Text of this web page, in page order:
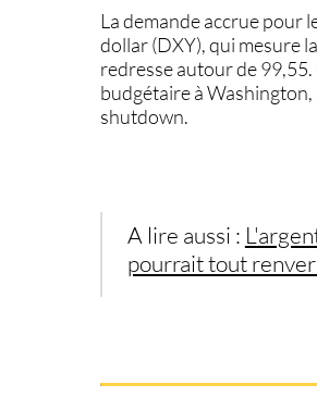
La demande accrue pour
dollar (DXY), qui mesure
redresse autour de 99,55.
budgétaire à
shutdown.
A lire aussi :
pourrait tout